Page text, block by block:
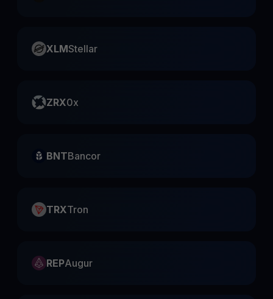
XLMStellar
ZRX0x
BNTBancor
TRXTron
REPAugur